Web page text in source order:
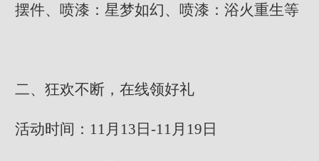
摆件、喷漆：星梦如幻、喷漆：浴火重生等
二、狂欢不断，在线领好礼
活动时间：11月13日-11月19日